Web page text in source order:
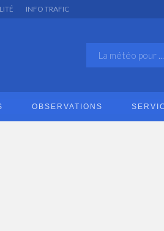
INFO TRAFIC
OBSERVATIONS